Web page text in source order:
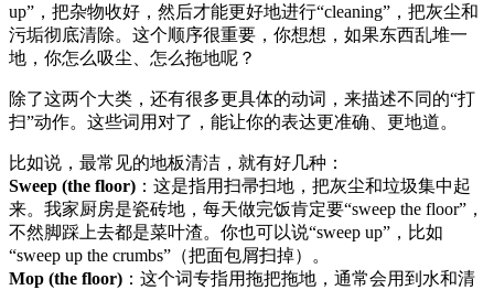
up”，把杂物收好，然后才能更好地进行“cleaning”，把灰尘和
污垢彻底清除。这个顺序很重要，你想想，如果东西乱堆一
地，你怎么吸尘、怎么拖地呢？
除了这两个大类，还有很多更具体的动词，来描述不同的“打
扫”动作。这些词用对了，能让你的表达更准确、更地道。
比如说，最常见的地板清洁，就有好几种：
Sweep (the floor) ：这是指用扫帚扫地，把灰尘和垃圾集中起
来。我家厨房是瓷砖地，每天做完饭肯定要“sweep the floor”，
不然脚踩上去都是菜叶渣。你也可以说“sweep up”，比如
“sweep up the crumbs”（把面包屑扫掉）。
Mop (the floor) ：这个词专指用拖把拖地，通常会用到水和清